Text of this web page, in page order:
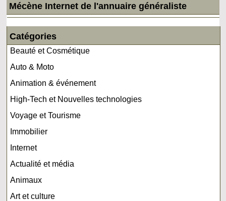
Mécène Internet de l'annuaire généraliste
Catégories
Beauté et Cosmétique
Auto & Moto
Animation & événement
High-Tech et Nouvelles technologies
Voyage et Tourisme
Immobilier
Internet
Actualité et média
Animaux
Art et culture